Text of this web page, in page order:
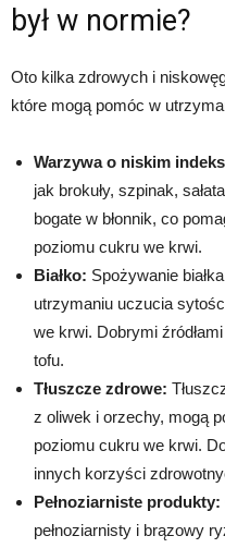
był w normie?
Oto kilka zdrowych i
które mogą pomóc w
Warzywa o niskim
jak brokuły, szpinak,
bogate w błonnik, co
poziomu cukru we krwi.
Białko: Spożywanie
utrzymaniu uczucia
we krwi. Dobrymi
tofu.
Tłuszcze zdrowe:
z oliwek i orzechy, mogą
poziomu cukru we krwi.
innych korzyści
Pełnoziarniste produkty:
pełnoziarnisty i brązowy